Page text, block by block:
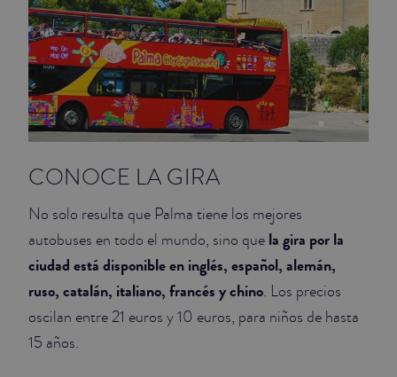
CONOCE LA GIRA
No solo resulta que Palma tiene los mejores
autobuses en todo el mundo, sino que la gira por la
ciudad está disponible en inglés, español, alemán,
ruso, catalán, italiano, francés y chino. Los precios
oscilan entre 21 euros y 10 euros, para niños de hasta
15 años.